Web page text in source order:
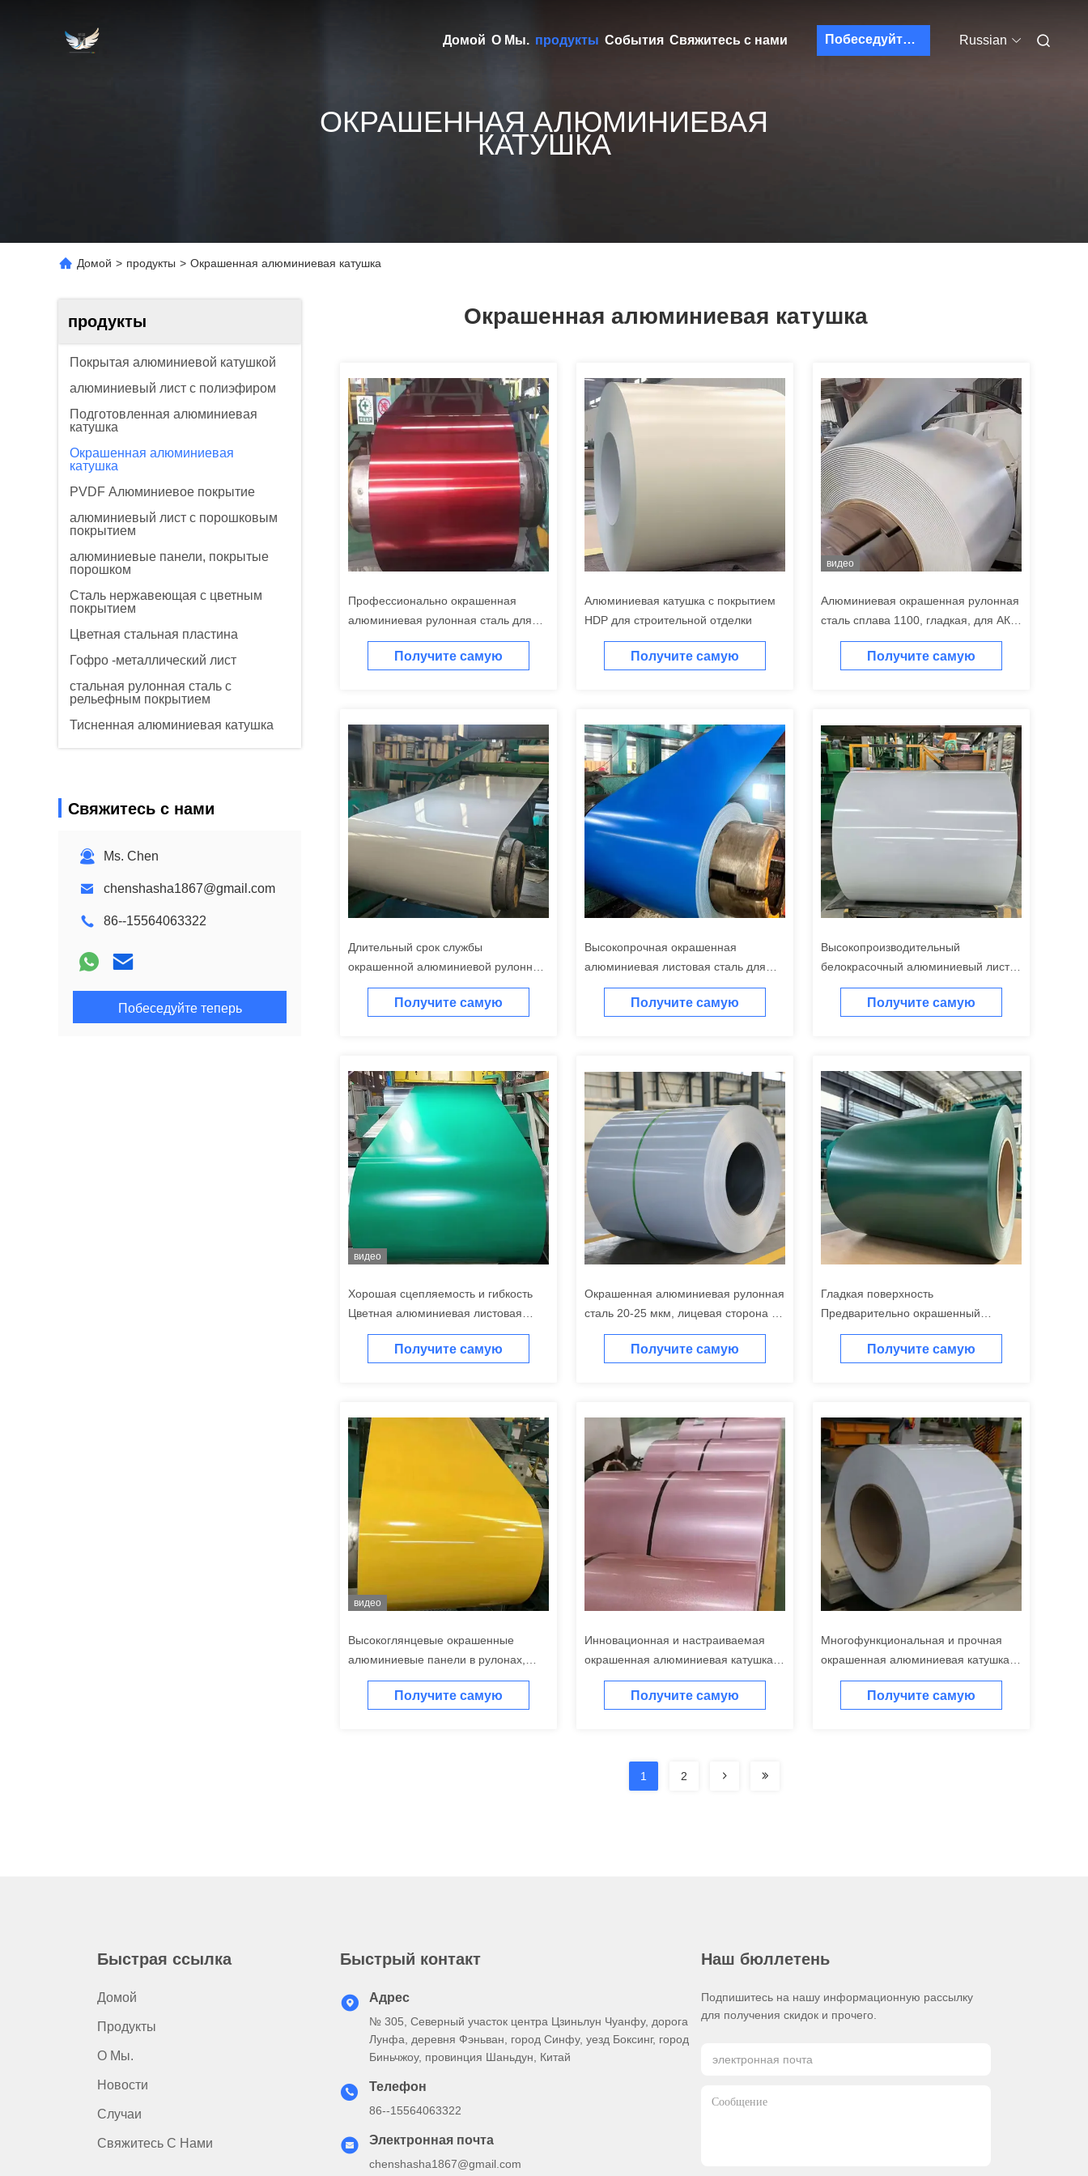
Домой О Мы. продукты События Свяжитесь с нами Побеседуйте теперь Russian
ОКРАШЕННАЯ АЛЮМИНИЕВАЯ
КАТУШКА
Домой > продукты > Окрашенная алюминиевая катушка
продукты
Покрытая алюминиевой катушкой
алюминиевый лист с полиэфиром
Подготовленная алюминиевая
катушка
Окрашенная алюминиевая
катушка
PVDF Алюминиевое покрытие
алюминиевый лист с порошковым
покрытием
алюминиевые панели, покрытые
порошком
Сталь нержавеющая с цветным
покрытием
Цветная стальная пластина
Гофро -металлический лист
стальная рулонная сталь с
рельефным покрытием
Тисненная алюминиевая катушка
Свяжитесь с нами
Ms. Chen
chenshasha1867@gmail.com
86--15564063322
Побеседуйте теперь
Окрашенная алюминиевая катушка
Профессионально окрашенная
алюминиевая рулонная сталь для
строительного производства и
автомобильной промышленности
Получите самую
Алюминиевая катушка с покрытием
HDP для строительной отделки
Получите самую
видео
Алюминиевая окрашенная рулонная
сталь сплава 1100, гладкая, для АКП,
улучшающая эстетику вашего здания
Получите самую
Длительный срок службы
окрашенной алюминиевой рулонной
стали, белое серое покрытие, краска
для промышленности
Получите самую
Высокопрочная окрашенная
алюминиевая листовая сталь для
промышленности, устойчивая к
атмосферным воздействиям,
Получите самую
Высокопроизводительный
белокрасочный алюминиевый лист
для прочного и прочного
промышленного оборудования и
Получите самую
видео
Хорошая сцепляемость и гибкость
Цветная алюминиевая листовая
металлическая HDP покрытие
Получите самую
Окрашенная алюминиевая рулонная
сталь 20-25 мкм, лицевая сторона -
белое покрытие, алюминиевые
листы для кровли и потолка
Получите самую
Гладкая поверхность
Предварительно окрашенный
алюминиевый листовой металл для
вывески сплав 5052
Получите самую
видео
Высокоглянцевые окрашенные
алюминиевые панели в рулонах,
устойчивые к выцветанию, толщина
0,25-1,2 ммПолучите самую
Инновационная и настраиваемая
окрашенная алюминиевая катушка
для промышленных нужд
Получите самую
Многофункциональная и прочная
окрашенная алюминиевая катушка
для различных применений
Получите самую
1 2
Быстрая ссылка
Домой
Продукты
О Мы.
Новости
Случаи
Свяжитесь С Нами
Быстрый контакт
Адрес
№ 305, Северный участок центра Цзиньлун Чуанфу, дорога
Лунфа, деревня Фэньван, город Синфу, уезд Боксинг, город
Биньчжоу, провинция Шаньдун, Китай
Телефон
86--15564063322
Электронная почта
chenshasha1867@gmail.com
Наш бюллетень
Подпишитесь на нашу информационную рассылку
для получения скидок и прочего.